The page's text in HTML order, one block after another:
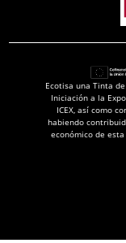
Ecotisa una Tinta
Iniciación a la
ICEX, así como
habiendo
económico de